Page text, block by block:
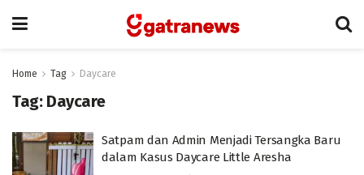
Home Tag Daycare
Tag: Daycare
Satpam dan Admin Menjadi Tersangka Baru
dalam Kasus Daycare Little Aresha